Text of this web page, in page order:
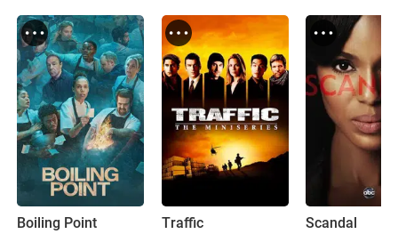
Boiling Point Traffic Scandal